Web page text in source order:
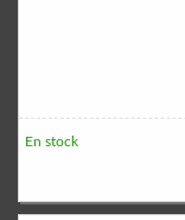
En stock